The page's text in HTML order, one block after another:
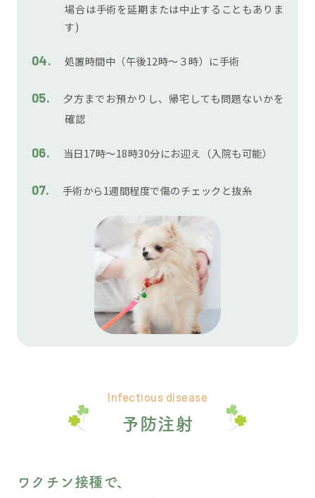
場合は手術を延期または中止することもありま
す)
処置時間中（午後12時～３時）に手術
夕方までお預かりし、帰宅しても問題ないかを
確認
当日17時～18時30分にお迎え（入院も可能）
手術から1週間程度で傷のチェックと抜糸
予防注射
Infectious disease
ワクチン接種で、